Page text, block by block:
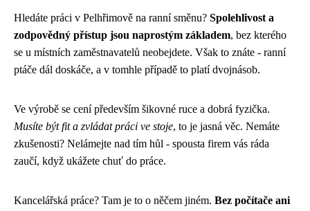
Hledáte práci v Pelhřimově na ranní směnu? Spolehlivost a
zodpovědný přístup jsou naprostým základem, bez kterého
se u místních zaměstnavatelů neobejdete. Však to znáte - ranní
ptáče dál doskáče, a v tomhle případě to platí dvojnásob.
Ve výrobě se cení především šikovné ruce a dobrá fyzička.
Musíte být fit a zvládat práci ve stoje, to je jasná věc. Nemáte
zkušenosti? Nelámejte nad tím hůl - spousta firem vás ráda
zaučí, když ukážete chuť do práce.
Kancelářská práce? Tam je to o něčem jiném. Bez počítače ani